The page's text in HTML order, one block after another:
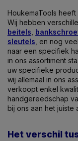
HoukemaTools
Wij hebben
beitels
sleutels , en nog
naar een specifiek
in ons assortiment
uw specifieke
wij allemaal in ons
verkoopt enkel
handgereedschap
bij ons aan het juiste
Het verschil